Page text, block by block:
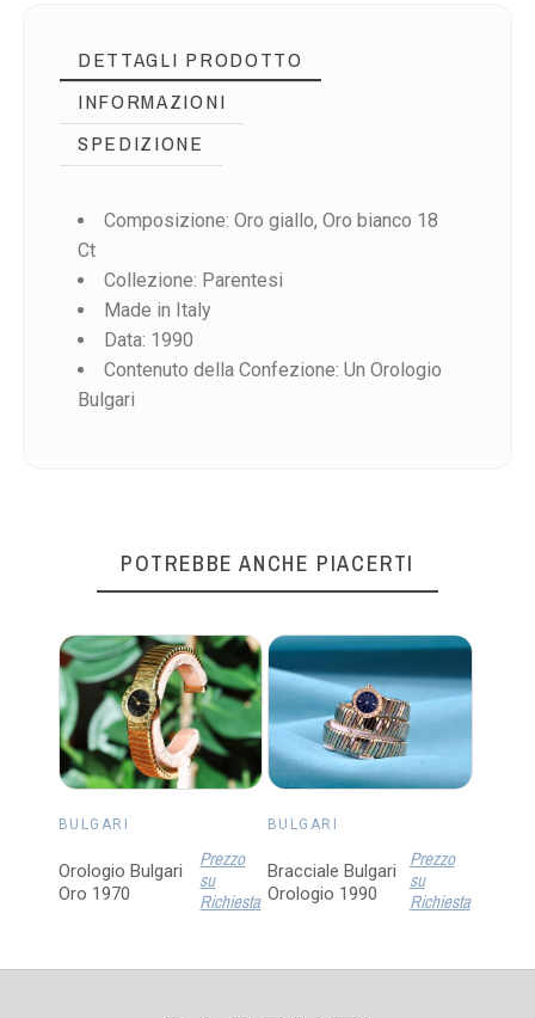
DETTAGLI PRODOTTO
INFORMAZIONI
SPEDIZIONE
Composizione: Oro giallo, Oro bianco 18
Ct
Collezione: Parentesi
Made in Italy
Data: 1990
Contenuto della Confezione: Un Orologio
Bulgari
POTREBBE ANCHE PIACERTI
BULGARI
Orologio Bulgari
Oro 1970
Prezzo
su
Richiesta
BULGARI
Bracciale Bulgari
Orologio 1990
Prezzo
su
Richiesta